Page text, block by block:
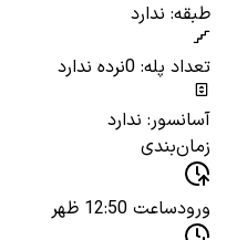
طبقه: ندارد
تعداد پله: 0
نرده ندارد
آسانسور: ندارد
زمان‌بندی
ورودساعت 12:50 ظهر